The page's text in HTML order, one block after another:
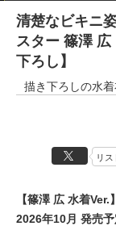
清楚なビキニ
スター 篠澤 広
下ろし】
描き下ろしの水
リス
【篠澤 広 水着Ver.】
2026年10月 発売予